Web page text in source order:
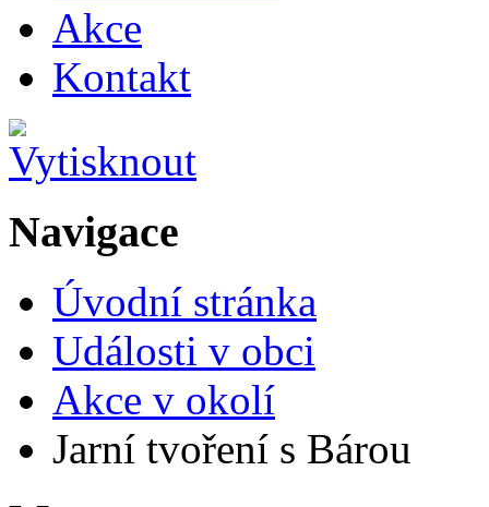
Akce
Kontakt
Navigace
Úvodní stránka
Události v obci
Akce v okolí
Jarní tvoření s Bárou